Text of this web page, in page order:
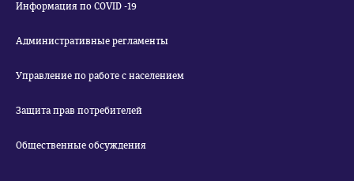
Информация по COVID -19
Административные регламенты
Управление по работе с населением
Защита прав потребителей
Общественные обсуждения